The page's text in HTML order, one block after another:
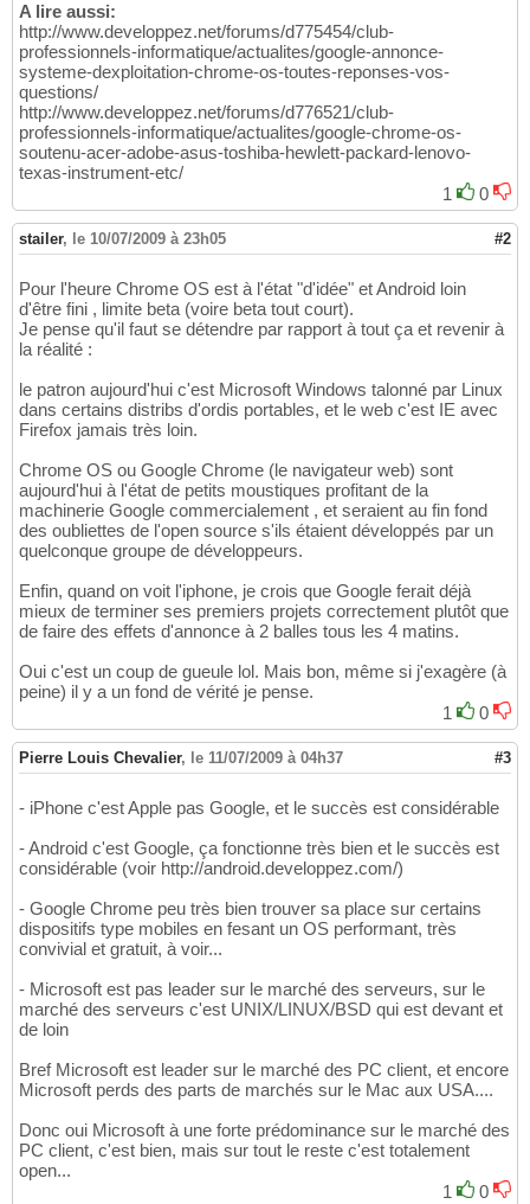
A lire aussi:
http://www.developpez.net/forums/d775454/club-
professionnels-informatique/actualites/google-annonce-
systeme-dexploitation-chrome-os-toutes-reponses-vos-
questions/
http://www.developpez.net/forums/d776521/club-
professionnels-informatique/actualites/google-chrome-os-
soutenu-acer-adobe-asus-toshiba-hewlett-packard-lenovo-
texas-instrument-etc/
1
0
stailer, le 10/07/2009 à 23h05 #2
Pour l'heure Chrome OS est à l'état "d'idée" et Android loin
d'être fini , limite beta (voire beta tout court).
Je pense qu'il faut se détendre par rapport à tout ça et revenir à
la réalité :
le patron aujourd'hui c'est Microsoft Windows talonné par Linux
dans certains distribs d'ordis portables, et le web c'est IE avec
Firefox jamais très loin.
Chrome OS ou Google Chrome (le navigateur web) sont
aujourd'hui à l'état de petits moustiques profitant de la
machinerie Google commercialement , et seraient au fin fond
des oubliettes de l'open source s'ils étaient développés par un
quelconque groupe de développeurs.
Enfin, quand on voit l'iphone, je crois que Google ferait déjà
mieux de terminer ses premiers projets correctement plutôt que
de faire des effets d'annonce à 2 balles tous les 4 matins.
Oui c'est un coup de gueule lol. Mais bon, même si j'exagère (à
peine) il y a un fond de vérité je pense.
1
0
Pierre Louis Chevalier, le 11/07/2009 à 04h37 #3
- iPhone c'est Apple pas Google, et le succès est considérable
- Android c'est Google, ça fonctionne très bien et le succès est
considérable (voir http://android.developpez.com/)
- Google Chrome peu très bien trouver sa place sur certains
dispositifs type mobiles en fesant un OS performant, très
convivial et gratuit, à voir...
- Microsoft est pas leader sur le marché des serveurs, sur le
marché des serveurs c'est UNIX/LINUX/BSD qui est devant et
de loin
Bref Microsoft est leader sur le marché des PC client, et encore
Microsoft perds des parts de marchés sur le Mac aux USA....
Donc oui Microsoft à une forte prédominance sur le marché des
PC client, c'est bien, mais sur tout le reste c'est totalement
open...
1
0